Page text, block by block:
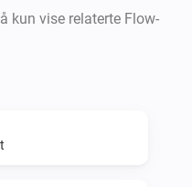
kun vise relaterte Flow-